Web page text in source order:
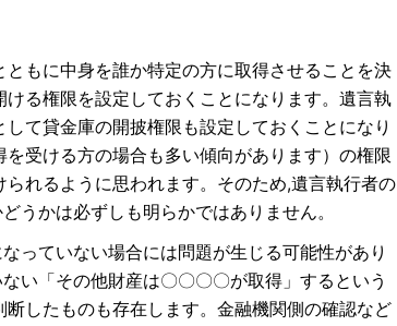
もに中身を誰か特定の方に取得させることを決
る権限を設定しておくことになります。遺言執
て貸金庫の開披権限も設定しておくことになり
受ける方の場合も多い傾向があります）の権限
れるように思われます。そのため,遺言執行者の
うかは必ずしも明らかではありません。
っていない場合には問題が生じる可能性があり
い「その他財産は〇〇〇〇が取得」するという
したものも存在します。金融機関側の確認など